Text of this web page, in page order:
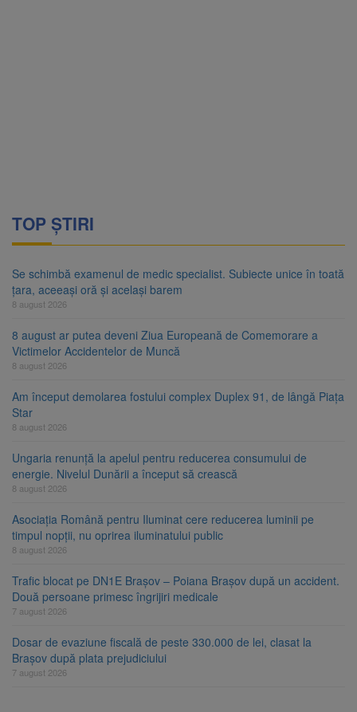
TOP ȘTIRI
Se schimbă examenul de medic specialist. Subiecte unice în toată
țara, aceeași oră și același barem
8 august 2026
8 august ar putea deveni Ziua Europeană de Comemorare a
Victimelor Accidentelor de Muncă
8 august 2026
Am început demolarea fostului complex Duplex 91, de lângă Piața
Star
8 august 2026
Ungaria renunță la apelul pentru reducerea consumului de
energie. Nivelul Dunării a început să crească
8 august 2026
Asociația Română pentru Iluminat cere reducerea luminii pe
timpul nopții, nu oprirea iluminatului public
8 august 2026
Trafic blocat pe DN1E Brașov – Poiana Brașov după un accident.
Două persoane primesc îngrijiri medicale
7 august 2026
Dosar de evaziune fiscală de peste 330.000 de lei, clasat la
Brașov după plata prejudiciului
7 august 2026